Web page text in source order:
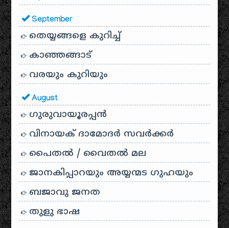
September
തെയ്യങ്ങളെ കുറിച്ച്
കാഞ്ഞങ്ങാട്
വരയും കുറിയും
August
ഗുരുവായൂരപ്പൻ
വിനായക് ദാമോദർ സവർക്കർ
പൈതൽ / വൈതൽ മല
ജാനകിപ്പാറയും അയ്യന്മട ഗുഹയും
ബജാവു ജനത
തുളു ഭാഷ